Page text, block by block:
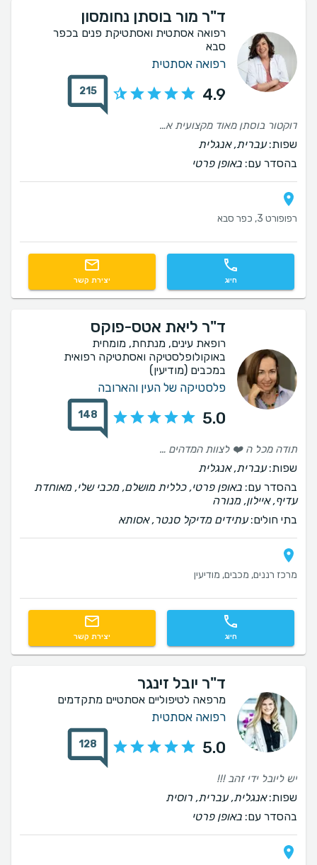
ד"ר מור בוסתן נחומסון
רפואה אסתטית ואסתטיקת פנים בכפר
סבא
רפואה אסתטית
4.9
215
דוקטור בוסתן מאוד מקצועית אדיבה וקשובה יודעת לייעץ במדויק על הטיפולים שהתאימו לי והתוצאות מדהימות
שפות:עברית, אנגלית
בהסדר עם: באופן פרטי
רפופורט 3, כפר סבא
חיוג יצירת קשר
ד"ר ליאת אטס-פוקס
רופאת עינים, מנתחת, מומחית
באוקולופלסטיקה ואסתטיקה רפואית
במכבים (מודיעין)
פלסטיקה של העין והארובה
5.0
148
תודה מכל ה ❤️ לצוות המדהים על היחס החם. האיכפתיות והמקצועיות לאורך כל הדרך. תודה מיוחדת לד״ר ליאת הנפלאה. על עבודתה המיקצועית. הדיוק. והמסירות. אני שמחה מאוד על הבחירה. על התוצאה. וממליצה בחום. ישר כוח צוות נפלא🌺
שפות:עברית, אנגלית
בהסדר עם: באופן פרטי, כללית מושלם, מכבי שלי, מאוחדת
עדיף, איילון, מנורה
בתי חולים:עתידים מדיקל סנטר, אסותא
מרכז רננים, מכבים, מודיעין
חיוג יצירת קשר
ד"ר יובל זינגר
מרפאה לטיפוליים אסתטיים מתקדמים
רפואה אסתטית
5.0
128
יש ליובל ידי זהב !!!
שפות:אנגלית, עברית, רוסית
בהסדר עם: באופן פרטי